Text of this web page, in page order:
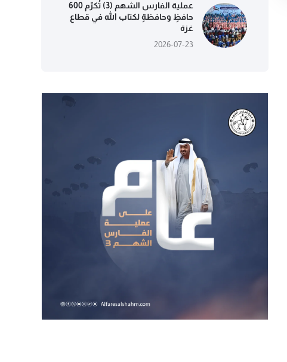
عملية الفارس الشهم (3) تُكرّم 600
حافظٍ وحافظةٍ لكتاب الله في قطاع
غزة
2026-07-23